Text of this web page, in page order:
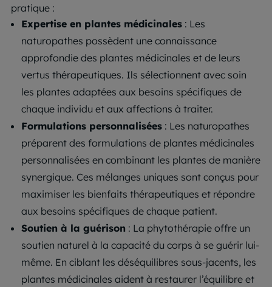
pratique :
Expertise en plantes médicinales : Les
naturopathes possèdent une connaissance
approfondie des plantes médicinales et de leurs
vertus thérapeutiques. Ils sélectionnent avec soin
les plantes adaptées aux besoins spécifiques de
chaque individu et aux affections à traiter.
Formulations personnalisées : Les naturopathes
préparent des formulations de plantes médicinales
personnalisées en combinant les plantes de manière
synergique. Ces mélanges uniques sont conçus pour
maximiser les bienfaits thérapeutiques et répondre
aux besoins spécifiques de chaque patient.
Soutien à la guérison : La phytothérapie offre un
soutien naturel à la capacité du corps à se guérir lui-
même. En ciblant les déséquilibres sous-jacents, les
plantes médicinales aident à restaurer l’équilibre et